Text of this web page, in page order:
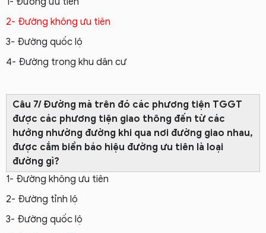
2- Đường không ưu tiên
3- Đường quốc lộ
4- Đường trong khu dân cư
Câu 7/ Đường mà trên đó các phương tiện TGGT
được các phương tiện giao thông đến từ các
hướng nhường đường khi qua nơi đường giao nhau,
được cắm biển báo hiệu đường ưu tiên là loại
đường gì?
1- Đường không ưu tiên
2- Đường tỉnh lộ
3- Đường quốc lộ